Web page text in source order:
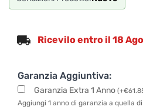
Ricevilo entro il 18
Garanzia Aggiuntiva:
Garanzia Extra 1 Anno (+€
Aggiungi 1 anno di garanzia a quella